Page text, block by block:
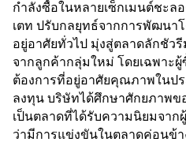
กำลังซื้อในหลายเซ็กเมนต์ชะล
เตท ปรับกลยุทธ์จากการพัฒนา
อยู่อาศัยทั่วไป มุ่งสู่ตลาดลักชัว
จากลูกค้ากลุ่มใหม่ โดยเฉพาะ
ต้องการที่อยู่อาศัยคุณภาพในป
ลงทุน บริษัทได้ศึกษาศักยภาพข
เป็นตลาดที่ได้รับความนิยมจาก
ว่ามีการแข่งขันในตลาดค่อนข้